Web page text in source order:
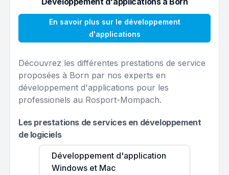
En savoir plus sur le développement
d'applications
Découvrez les différentes prestations de service
proposées à Born par nos experts en
développement d'applications pour les
professionels au Rosport-Mompach.
Les prestations de services en développement
de logiciels
Développement d'application
Windows et Mac